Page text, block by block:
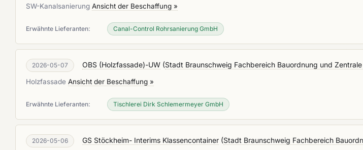
SW-Kanalsanierung Ansicht der Beschaffung »
Erwähnte Lieferanten: Canal-Control Rohrsanierung GmbH
2026-05-07 OBS (Holzfassade)-UW (Stadt Braunschweig Fachbereich Bauordnung und
Holzfassade Ansicht der Beschaffung »
Erwähnte Lieferanten: Tischlerei Dirk Schlemermeyer GmbH
2026-05-06 GS Stöckheim- Interims Klassencontainer (Stadt Braunschweig Fachbereich